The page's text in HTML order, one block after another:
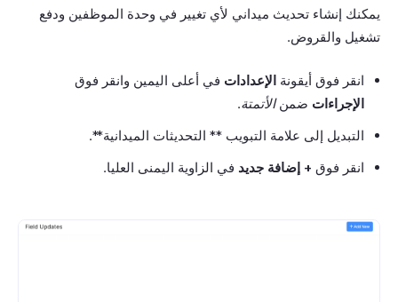
يمكنك إنشاء تحديث ميداني لأي تغيير في وحدة الموظفين ودفع
تشغيل والقروض.
انقر فوق أيقونة الإعدادات في أعلى اليمين وانقر فوق
الإجراءات ضمنالأتمتة.
التبديل إلى علامة التبويب ** التحديثات الميدانية**.
انقر فوق + إضافة جديد في الزاوية اليمنى العليا.